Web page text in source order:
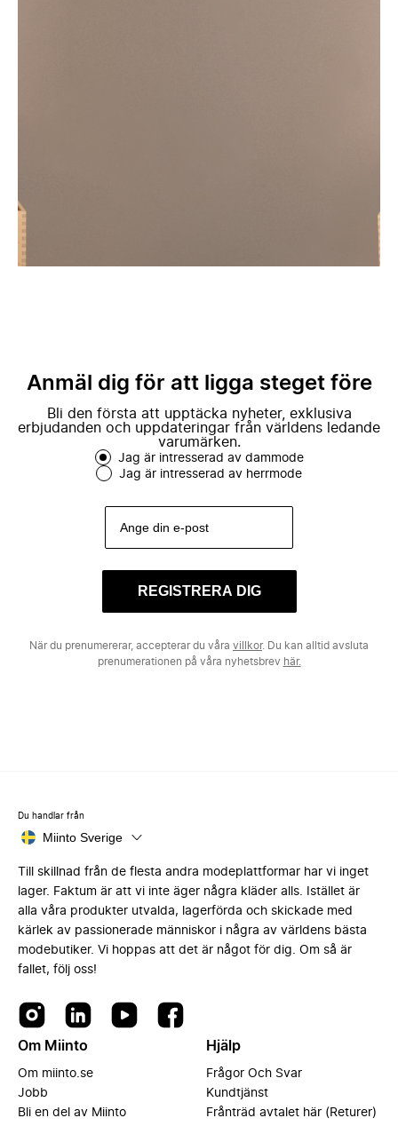
Anmäl dig för att ligga steget före
Bli den första att upptäcka nyheter, exklusiva
erbjudanden och uppdateringar från världens ledande
varumärken.
Jag är intresserad av dammode
Jag är intresserad av herrmode
REGISTRERA DIG
När du prenumererar, accepterar du våra villkor. Du kan alltid avsluta
prenumerationen på våra nyhetsbrev här.
Du handlar från
Miinto Sverige
Till skillnad från de flesta andra modeplattformar har vi inget
lager. Faktum är att vi inte äger några kläder alls. Istället är
alla våra produkter utvalda, lagerförda och skickade med
kärlek av passionerade människor i några av världens bästa
modebutiker. Vi hoppas att det är något för dig. Om så är
fallet, följ oss!
Om Miinto
Om miinto.se
Jobb
Bli en del av Miinto
Hjälp
Frågor Och Svar
Kundtjänst
Frånträd avtalet här (Returer)